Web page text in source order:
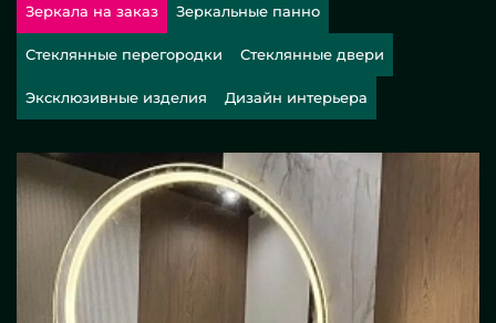
Зеркала на заказ Зеркальные панно
Стеклянные перегородки Стеклянные двери
Эксклюзивные изделия Дизайн интерьера